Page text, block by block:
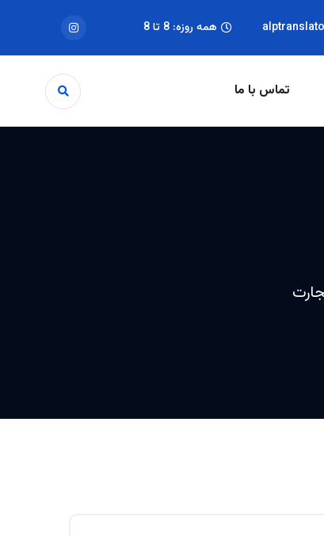
همه روزه: 8 تا 8
تماس با ما